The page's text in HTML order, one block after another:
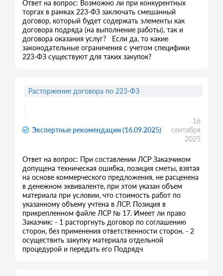
Ответ на вопрос: Возможно ли при конкурентных
торгах в рамках 223-ФЗ заключать смешанный
договор, который будет содержать элементы как
договора подряда (на выполнение работы), так и
договора оказания услуг? Если да, то какие
законодательные ограничения с учетом специфики
223-ФЗ существуют для таких закупок?
Экспертные рекомендации (16.09.2025)
16
сентября
2025
Ответ на вопрос: При составлении ЛСР Заказчиком
допущена техническая ошибка, позиция сметы, взятая
на основе коммерческого предложения, не расценена
в денежном эквиваленте, при этом указан объем
материала при условии, что стоимость работ по
указанному объему учтена в ЛСР. Позиция в
прикрепленном файле ЛСР № 17. Имеет ли право
Заказчик: - 1 расторгнуть договор по соглашению
сторон, без применения ответственности сторон. - 2
осуществить закупку материала отдельной
процедурой и передать его Подрядч
Расторжение договора по 223-ФЗ